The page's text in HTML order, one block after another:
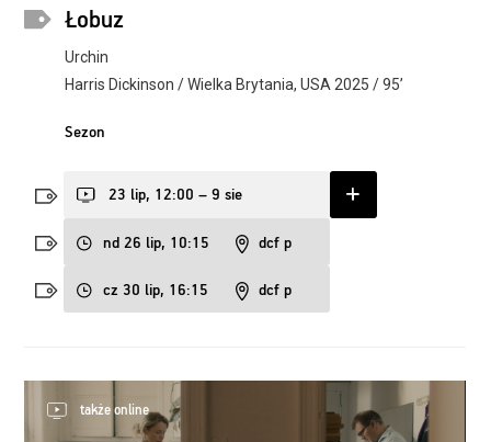
Łobuz
Urchin
Harris Dickinson / Wielka Brytania, USA 2025 / 95’
Sezon
nd 26 lip, 10:15 dcf p
cz 30 lip, 16:15 dcf p
23 lip, 12:00 – 9 sie
także online